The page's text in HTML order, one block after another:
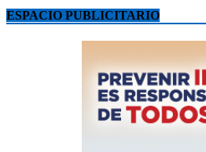
ESPACIO PUBLICITARIO